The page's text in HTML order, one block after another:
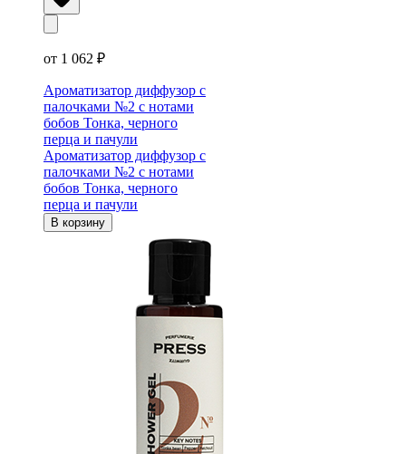
от 1 062 ₽
Ароматизатор диффузор с
палочками №2 с нотами
бобов Тонка, черного
перца и пачули
Ароматизатор диффузор с
палочками №2 с нотами
бобов Тонка, черного
перца и пачули
В корзину